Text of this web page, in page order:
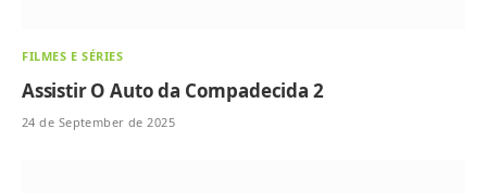
FILMES E SÉRIES
Assistir O Auto da Compadecida 2
24 de September de 2025